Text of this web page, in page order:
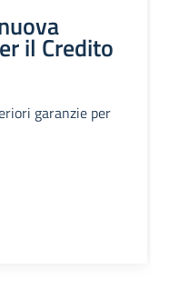
il Credito
garanzie per